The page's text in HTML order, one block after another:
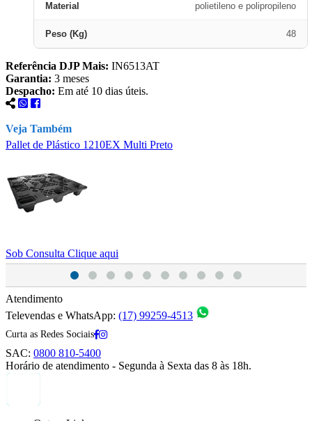
Material polietileno e polipropileno
Peso (Kg) 48
Referência DJP Mais: IN6513AT
Garantia: 3 meses
Despacho: Em até 10 dias úteis.
Veja Também
Pallet de Plástico 1210EX Multi Preto
Sob Consulta Clique aqui
Atendimento
Televendas e WhatsApp: (17) 99259-4513
Curta as Redes Sociais
SAC: 0800 810-5400
Horário de atendimento - Segunda à Sexta das 8 às 18h.